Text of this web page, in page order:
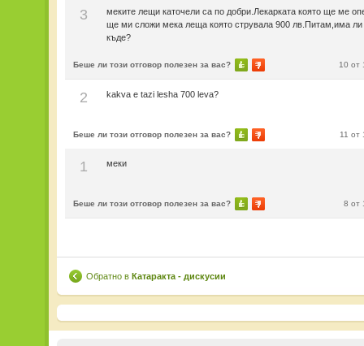
3
меките лещи каточели са по добри.Лекарката която ще ме
ще ми сложи мека леща която струвала 900 лв.Питам,има
къде?
Беше ли този отговор полезен за вас? 10 от
2 kakva e tazi lesha 700 leva?
Беше ли този отговор полезен за вас? 11 от
1 меки
Беше ли този отговор полезен за вас? 8 от
Обратно в Катаракта - дискусии